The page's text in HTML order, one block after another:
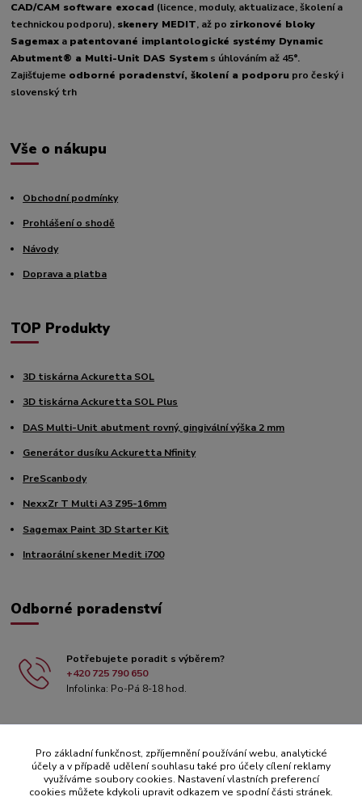
CAD/CAM software exocad (licence, moduly, aktualizace, školení a
technickou podporu), skenery MEDIT, až po zirkonové bloky
Sagemax a patentované implantologické systémy Dynamic
Abutment® a Multi-Unit DAS System s úhlováním až 45°.
Zajišťujeme odborné poradenství, školení a podporu pro český i
slovenský trh
Vše o nákupu
Obchodní podmínky
Prohlášení o shodě
Návody
Doprava a platba
TOP Produkty
3D tiskárna Ackuretta SOL
3D tiskárna Ackuretta SOL Plus
DAS Multi-Unit abutment rovný, gingivální výška 2 mm
Generátor dusíku Ackuretta Nfinity
PreScanbody
NexxZr T Multi A3 Z95-16mm
Sagemax Paint 3D Starter Kit
Intraorální skener Medit i700
Odborné poradenství
Potřebujete poradit s výběrem?
+420 725 790 650
Infolinka: Po-Pá 8-18 hod.
Pro základní funkčnost, zpříjemnění používání webu, analytické
účely a v případě udělení souhlasu také pro účely cílení reklamy
využíváme soubory cookies. Nastavení vlastních preferencí
cookies můžete kdykoli upravit odkazem ve spodní části stránek.